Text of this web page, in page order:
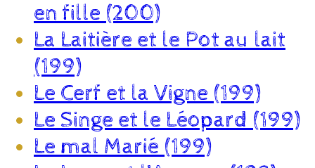
en fille (200)
La Laitière et le Pot au lait
(199)
Le Cerf et la Vigne (199)
Le Singe et le Léopard (199)
Le mal Marié (199)